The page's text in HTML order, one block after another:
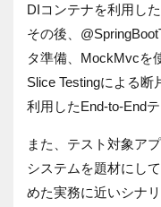
DIコンテナを利用し
その後、
タ準備、 MockMvcを
Slice Testingによる断
利用したEnd-to-End
また、テスト対象ア
システムを題材にして
めた実務に近いシナ